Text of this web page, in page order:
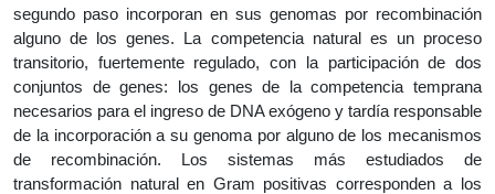
segundo paso incorporan en sus genomas por recombinación
alguno de los genes. La competencia natural es un proceso
transitorio, fuertemente regulado, con la participación de dos
conjuntos de genes: los genes de la competencia temprana
necesarios para el ingreso de DNA exógeno y tardía responsable
de la incorporación a su genoma por alguno de los mecanismos
de recombinación. Los sistemas más estudiados de
transformación natural en Gram positivas corresponden a los